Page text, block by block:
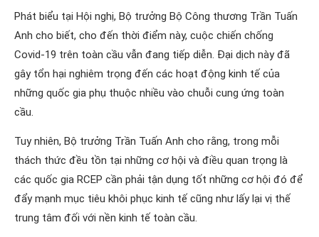
Phát biểu tại Hội nghị, Bộ trưởng Bộ Công thương Trần Tuấn
Anh cho biết, cho đến thời điểm này, cuộc chiến chống
Covid-19 trên toàn cầu vẫn đang tiếp diễn. Đại dịch này đã
gây tổn hại nghiêm trọng đến các hoạt động kinh tế của
những quốc gia phụ thuộc nhiều vào chuỗi cung ứng toàn
cầu.
Tuy nhiên, Bộ trưởng Trần Tuấn Anh cho rằng, trong mỗi
thách thức đều tồn tại những cơ hội và điều quan trọng là
các quốc gia RCEP cần phải tận dụng tốt những cơ hội đó để
đẩy mạnh mục tiêu khôi phục kinh tế cũng như lấy lại vị thế
trung tâm đối với nền kinh tế toàn cầu.